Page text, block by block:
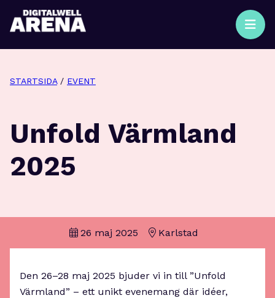
STARTSIDA/ EVENT
Unfold Värmland
2025
26 maj 2025 Karlstad
Den 26–28 maj 2025 bjuder vi in till ”Unfold
Värmland” – ett unikt evenemang där idéer,